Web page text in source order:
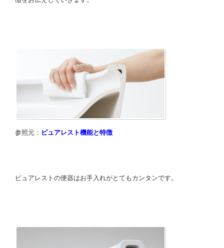
参照元： ピュアレスト機能と特徴
ピュアレストの便器はお手入れがとてもカンタンです。